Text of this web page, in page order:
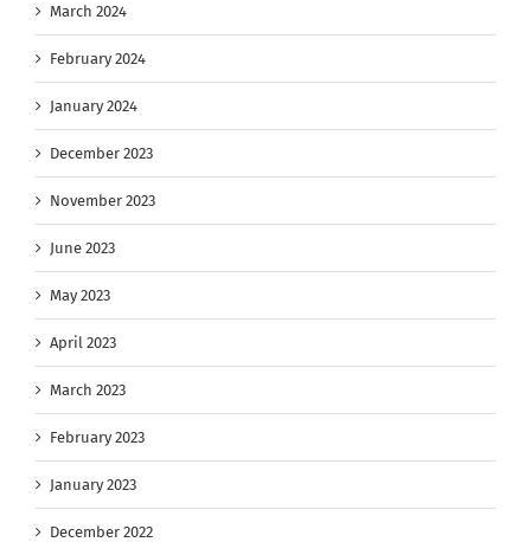
March 2024
February 2024
January 2024
December 2023
November 2023
June 2023
May 2023
April 2023
March 2023
February 2023
January 2023
December 2022